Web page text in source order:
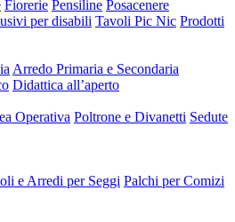
Fiorerie Pensiline Posacenere
per disabili Tavoli Pic Nic Prodotti
Arredo Primaria e Secondaria
Didattica all’aperto
Operativa Poltrone e Divanetti Sedute
e Arredi per Seggi Palchi per Comizi